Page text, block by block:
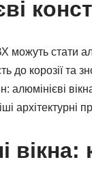
можуть стати
до корозії
алюмінієві
архітектурні